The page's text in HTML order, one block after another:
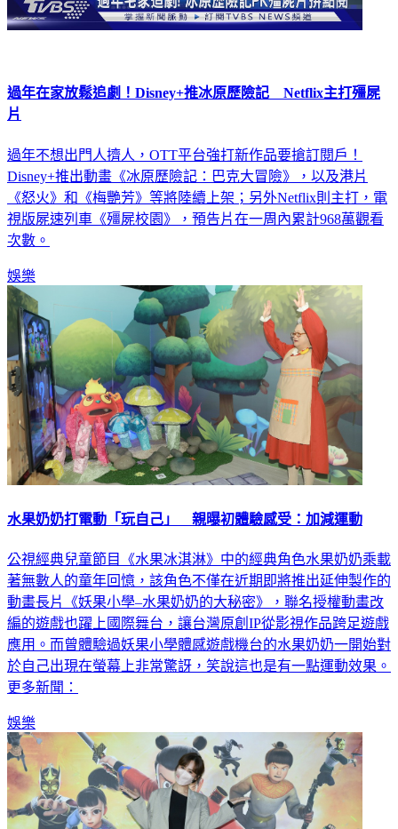
過年在家放鬆追劇！Disney+推冰原歷險記 Netflix主打殭屍
片
過年不想出門人擠人，OTT平台強打新作品要搶訂閱戶！
Disney+推出動畫《冰原歷險記：巴克大冒險》，以及港片
《怒火》和《梅艷芳》等將陸續上架；另外Netflix則主打，電
視版屍速列車《殭屍校園》，預告片在一周內累計968萬觀看
次數。
娛樂
水果奶奶打電動「玩自己」 親曝初體驗感受：加減運動
公視經典兒童節目《水果冰淇淋》中的經典角色水果奶奶乘載
著無數人的童年回憶，該角色不僅在近期即將推出延伸製作的
動畫長片《妖果小學–水果奶奶的大秘密》，聯名授權動畫改
編的遊戲也躍上國際舞台，讓台灣原創IP從影視作品跨足遊戲
應用。而曾體驗過妖果小學體感遊戲機台的水果奶奶一開始對
於自己出現在螢幕上非常驚訝，笑說這也是有一點運動效果。
更多新聞：
娛樂